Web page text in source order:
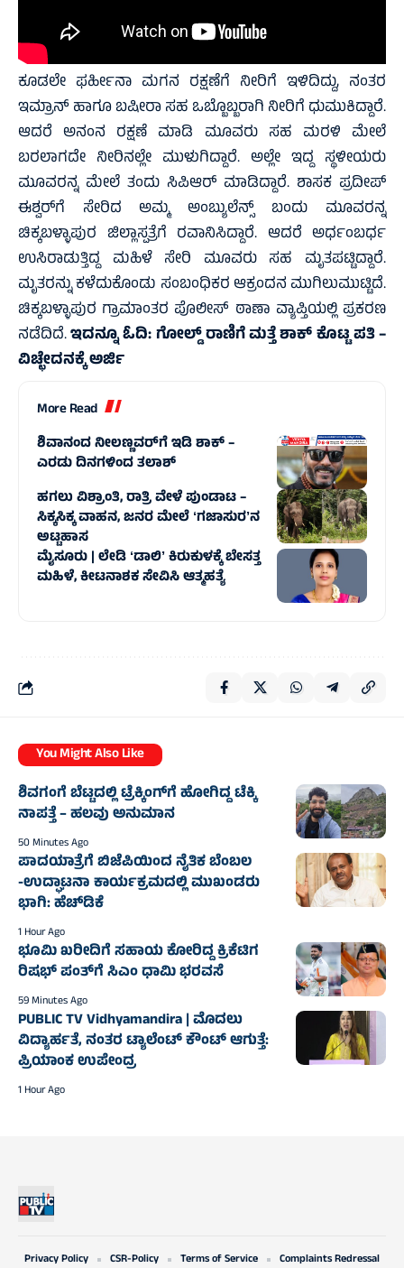
ಕೂಡಲೇ ಫರ್ಹೀನಾ ಮಗನ ರಕ್ಷಣೆಗೆ ನೀರಿಗೆ ಇಳಿದಿದ್ದು, ನಂತರ
ಇಮ್ರಾನ್ ಹಾಗೂ ಬಷೀರಾ ಸಹ ಒಬ್ಬೊಬ್ಬರಾಗಿ ನೀರಿಗೆ ಧುಮುಕಿದ್ದಾರೆ.
ಆದರೆ ಅನಂನ ರಕ್ಷಣೆ ಮಾಡಿ ಮೂವರು ಸಹ ಮರಳಿ ಮೇಲೆ
ಬರಲಾಗದೇ ನೀರಿನಲ್ಲೇ ಮುಳುಗಿದ್ದಾರೆ. ಅಲ್ಲೇ ಇದ್ದ ಸ್ಥಳೀಯರು
ಮೂವರನ್ನ ಮೇಲೆ ತಂದು ಸಿಪಿಆರ್ ಮಾಡಿದ್ದಾರೆ. ಶಾಸಕ ಪ್ರದೀಪ್
ಈಶ್ವರ್‌ಗೆ ಸೇರಿದ ಅಮ್ಮ ಅಂಬ್ಯುಲೆನ್ಸ್ ಬಂದು ಮೂವರನ್ನ
ಚಿಕ್ಕಬಳ್ಳಾಪುರ ಜಿಲ್ಲಾಸ್ಪತ್ರೆಗೆ ರವಾನಿಸಿದ್ದಾರೆ. ಆದರೆ ಅರ್ಧಂಬರ್ಧ
ಉಸಿರಾಡುತ್ತಿದ್ದ ಮಹಿಳೆ ಸೇರಿ ಮೂವರು ಸಹ ಮೃತಪಟ್ಟಿದ್ದಾರೆ.
ಮೃತರನ್ನು ಕಳೆದುಕೊಂಡು ಸಂಬಂಧಿಕರ ಆಕ್ರಂದನ ಮುಗಿಲುಮುಟ್ಟಿದೆ.
ಚಿಕ್ಕಬಳ್ಳಾಪುರ ಗ್ರಾಮಾಂತರ ಪೊಲೀಸ್ ಠಾಣಾ ವ್ಯಾಪ್ತಿಯಲ್ಲಿ ಪ್ರಕರಣ
ನಡೆದಿದೆ.ಇದನ್ನೂ ಓದಿ:ಗೋಲ್ಡ್ ರಾಣಿಗೆ ಮತ್ತೆ ಶಾಕ್ ಕೊಟ್ಟ ಪತಿ –
ವಿಚ್ಛೇದನಕ್ಕೆ ಅರ್ಜಿ
More Read
ಶಿವಾನಂದ ನೀಲಣ್ಣವರ್‌ಗೆ ಇಡಿ ಶಾಕ್ –
ಎರಡು ದಿನಗಳಿಂದ ತಲಾಶ್‌
ಹಗಲು ವಿಶ್ರಾಂತಿ, ರಾತ್ರಿ ವೇಳೆ ಪುಂಡಾಟ –
ಸಿಕ್ಕಸಿಕ್ಕ ವಾಹನ, ಜನರ ಮೇಲೆ ʻಗಜಾಸುರʼನ
ಅಟ್ಟಹಾಸ
ಮೈಸೂರು | ಲೇಡಿ ʻಡಾಲಿʼ ಕಿರುಕುಳಕ್ಕೆ ಬೇಸತ್ತ
ಮಹಿಳೆ, ಕೀಟನಾಶಕ ಸೇವಿಸಿ ಆತ್ಮಹತ್ಯೆ
You Might Also Like
ಶಿವಗಂಗೆ ಬೆಟ್ಟದಲ್ಲಿ ಟ್ರೆಕ್ಕಿಂಗ್‌ಗೆ ಹೋಗಿದ್ದ ಟೆಕ್ಕಿ
ನಾಪತ್ತೆ – ಹಲವು ಅನುಮಾನ
50 Minutes Ago
ಪಾದಯಾತ್ರೆಗೆ ಬಿಜೆಪಿಯಿಂದ ನೈತಿಕ ಬೆಂಬಲ
-ಉದ್ಘಾಟನಾ ಕಾರ್ಯಕ್ರಮದಲ್ಲಿ ಮುಖಂಡರು
ಭಾಗಿ: ಹೆಚ್‌ಡಿಕೆ
1 Hour Ago
ಭೂಮಿ ಖರೀದಿಗೆ ಸಹಾಯ ಕೋರಿದ್ದ ಕ್ರಿಕೆಟಿಗ
ರಿಷಭ್ ಪಂತ್‌ಗೆ ಸಿಎಂ ಧಾಮಿ ಭರವಸೆ
59 Minutes Ago
PUBLIC TV Vidhyamandira | ಮೊದಲು
ವಿದ್ಯಾರ್ಹತೆ, ನಂತರ ಟ್ಯಾಲೆಂಟ್ ಕೌಂಟ್ ಆಗುತ್ತೆ:
ಪ್ರಿಯಾಂಕ ಉಪೇಂದ್ರ
1 Hour Ago
Privacy Policy CSR-Policy Terms of Service Complaints Redressal